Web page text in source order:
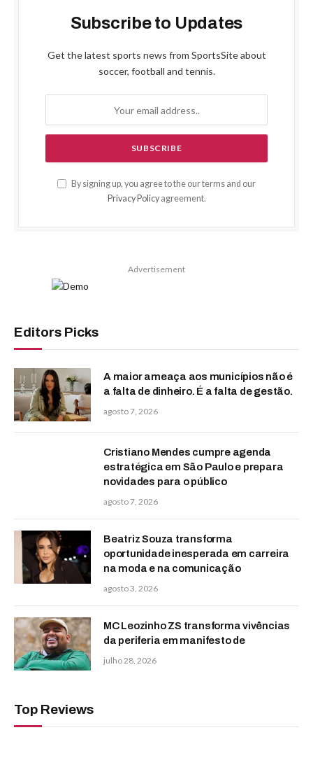
Subscribe to Updates
Get the latest sports news from SportsSite about
soccer, football and tennis.
By signing up, you agree to the our terms and our
Privacy Policyagreement.
Advertisement
Editors Picks
A maior ameaça aos municípios não é
a falta de dinheiro. É a falta de gestão.
agosto 7, 2026
Cristiano Mendes cumpre agenda
estratégica em São Paulo e prepara
novidades para o público
agosto 7, 2026
Beatriz Souza transforma
oportunidade inesperada em carreira
na moda e na comunicação
agosto 3, 2026
MC Leozinho ZS transforma vivências
da periferia em manifesto de
julho 28, 2026
Top Reviews